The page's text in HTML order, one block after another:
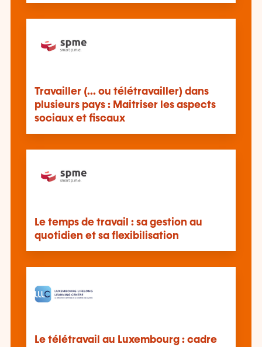
Travailler (… ou télétravailler) dans
plusieurs pays : Maitriser les aspects
sociaux et fiscaux
Le temps de travail : sa gestion au
quotidien et sa flexibilisation
Le télétravail au Luxembourg : cadre